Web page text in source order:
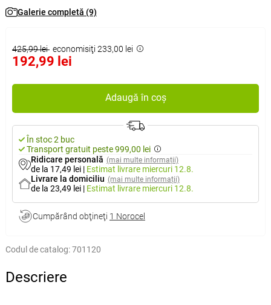
Galerie completă (9)
425,99 lei economisiţi 233,00 lei
192,99 lei
Adaugă în coș
În stoc 2 buc
Transport gratuit peste 999,00 lei
Ridicare personală (mai multe informații)
de la 17,49 lei | Estimat livrare miercuri 12.8.
Livrare la domiciliu (mai multe informații)
de la 23,49 lei | Estimat livrare miercuri 12.8.
Cumpărând obţineţi 1 Norocel
Codul de catalog:701120
Descriere